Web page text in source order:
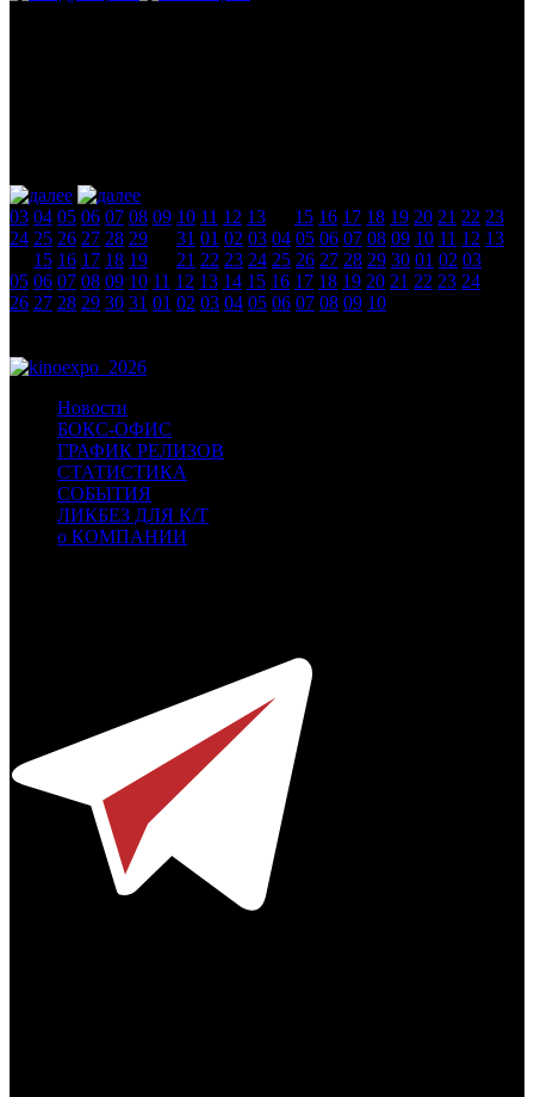
03 04 05 06 07 08 09 10 11 12 13 15 16 17 18 19 20 21 22 23
24 25 26 27 28 29 31 01 02 03 04 05 06 07 08 09 10 11 12 13
15 16 17 18 19 21 22 23 24 25 26 27 28 29 30 01 02 03
05 06 07 08 09 10 11 12 13 14 15 16 17 18 19 20 21 22 23 24
26 27 28 29 30 31 01 02 03 04 05 06 07 08 09 10
Новости
БОКС-ОФИС
ГРАФИК РЕЛИЗОВ
СТАТИСТИКА
СОБЫТИЯ
ЛИКБЕЗ ДЛЯ К/Т
о КОМПАНИИ